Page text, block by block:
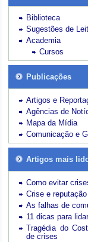
Biblioteca
Sugestões de
Academia
Cursos
Publicações
Artigos e
Agências de
Mapa da Mídia
Comunicação e
Artigos mais
Como evitar
Crise e
As falhas de
11 dicas para
Tragédia do
de crises